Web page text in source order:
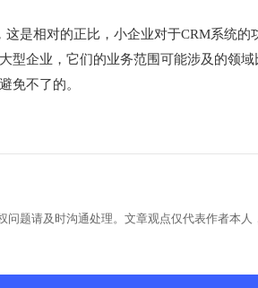
是相对的正比，小企业对于CRM系统的
型企业，它们的业务范围可能涉及的领域
免不了的。
题请及时沟通处理。文章观点仅代表作者本人